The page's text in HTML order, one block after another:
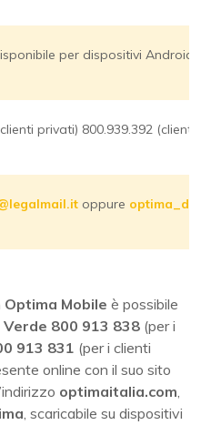
per dispositivi Android
privati) 800.939.392 (clienti
oppure
Optima Mobile è possibile
Verde 800 913 838 (per i
913 831 (per i clienti
online con il suo sito
optimaitalia.com,
, scaricabile su dispositivi